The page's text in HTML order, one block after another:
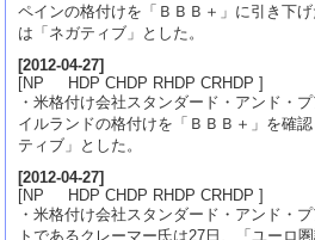
ペインの格付けを「ＢＢＢ＋」に引き下
は「ネガティブ」とした。
[2012-04-27]
[NP HDP CHDP RHDP CRHDP ]
・米格付け会社スタンダード・アンド・
イルランドの格付けを「ＢＢＢ＋」を確
ティブ」とした。
[2012-04-27]
[NP HDP CHDP RHDP CRHDP ]
・米格付け会社スタンダード・アンド・
トであるクレーマー氏は27日、「ユーロ